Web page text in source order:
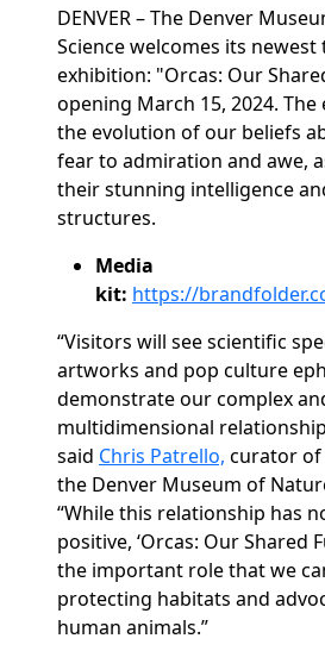
DENVER –The Denver
Science welcomes its
exhibition: "Orcas: Our
opening March 15, 2024. The
the evolution of our beliefs
fear to admiration and awe,
their stunning intelligence
structures.
Media
kit: https://
“Visitors will see scientific
artworks and pop culture
demonstrate our complex
multidimensional
said Chris Patrello, curator
the Denver Museum of
“While this relationship has
positive, ‘Orcas: Our Shared
the important role that we
protecting habitats and
human animals.”